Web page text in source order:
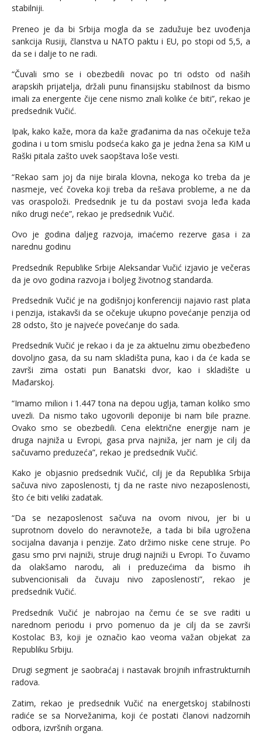
stabilniji.
Preneo je da bi Srbija mogla da se zadužuje bez uvođenja
sankcija Rusiji, članstva u NATO paktu i EU, po stopi od 5,5, a
da se i dalje to ne radi.
“Čuvali smo se i obezbedili novac po tri odsto od naših
arapskih prijatelja, držali punu finansijsku stabilnost da bismo
imali za energente čije cene nismo znali kolike će biti”, rekao je
predsednik Vučić.
Ipak, kako kaže, mora da kaže građanima da nas očekuje teža
godina i u tom smislu podseća kako ga je jedna žena sa KiM u
Raški pitala zašto uvek saopštava loše vesti.
“Rekao sam joj da nije birala klovna, nekoga ko treba da je
nasmeje, već čoveka koji treba da rešava probleme, a ne da
vas oraspoloži. Predsednik je tu da postavi svoja leđa kada
niko drugi neće”, rekao je predsednik Vučić.
Ovo je godina daljeg razvoja, imaćemo rezerve gasa i za
narednu godinu
Predsednik Republike Srbije Aleksandar Vučić izjavio je večeras
da je ovo godina razvoja i boljeg životnog standarda.
Predsednik Vučić je na godišnjoj konferenciji najavio rast plata
i penzija, istakavši da se očekuje ukupno povećanje penzija od
28 odsto, što je najveće povećanje do sada.
Predsednik Vučić je rekao i da je za aktuelnu zimu obezbeđeno
dovoljno gasa, da su nam skladišta puna, kao i da će kada se
završi zima ostati pun Banatski dvor, kao i skladište u
Mađarskoj.
“Imamo milion i 1.447 tona na depou uglja, taman koliko smo
uvezli. Da nismo tako ugovorili deponije bi nam bile prazne.
Ovako smo se obezbedili. Cena električne energije nam je
druga najniža u Evropi, gasa prva najniža, jer nam je cilj da
sačuvamo preduzeća”, rekao je predsednik Vučić.
Kako je objasnio predsednik Vučić, cilj je da Republika Srbija
sačuva nivo zaposlenosti, tj da ne raste nivo nezaposlenosti,
što će biti veliki zadatak.
“Da se nezaposlenost sačuva na ovom nivou, jer bi u
suprotnom dovelo do neravnoteže, a tada bi bila ugrožena
socijalna davanja i penzije. Zato držimo niske cene struje. Po
gasu smo prvi najniži, struje drugi najniži u Evropi. To čuvamo
da olakšamo narodu, ali i preduzećima da bismo ih
subvencionisali da čuvaju nivo zaposlenosti”, rekao je
predsednik Vučić.
Predsednik Vučić je nabrojao na čemu će se sve raditi u
narednom periodu i prvo pomenuo da je cilj da se završi
Kostolac B3, koji je označio kao veoma važan objekat za
Republiku Srbiju.
Drugi segment je saobraćaj i nastavak brojnih infrastrukturnih
radova.
Zatim, rekao je predsednik Vučić na energetskoj stabilnosti
radiće se sa Norvežanima, koji će postati članovi nadzornih
odbora, izvršnih organa.